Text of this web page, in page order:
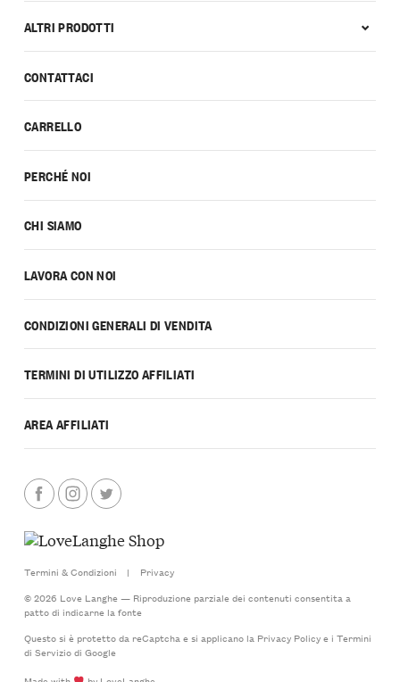
CONTATTACI
CARRELLO
PERCHÉ NOI
CHI SIAMO
LAVORA CON NOI
CONDIZIONI GENERALI DI VENDITA
TERMINI DI UTILIZZO AFFILIATI
AREA AFFILIATI
ALTRI PRODOTTI
Termini & Condizioni |
Privacy
© 2026 Love Langhe — Riproduzione parziale dei contenuti consentita a
patto di indicarne la fonte
Questo si è protetto da reCaptcha e si applicano la Privacy Policye i Termini
di Serviziodi Google